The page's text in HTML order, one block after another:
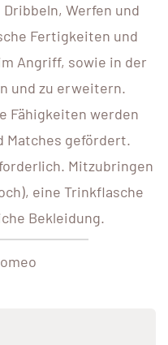
Werfen und
Fertigkeiten und
Angriff, sowie in der
und zu erweitern.
Fähigkeiten werden
Matches gefördert.
Mitzubringen
eine Trinkflasche
Bekleidung.